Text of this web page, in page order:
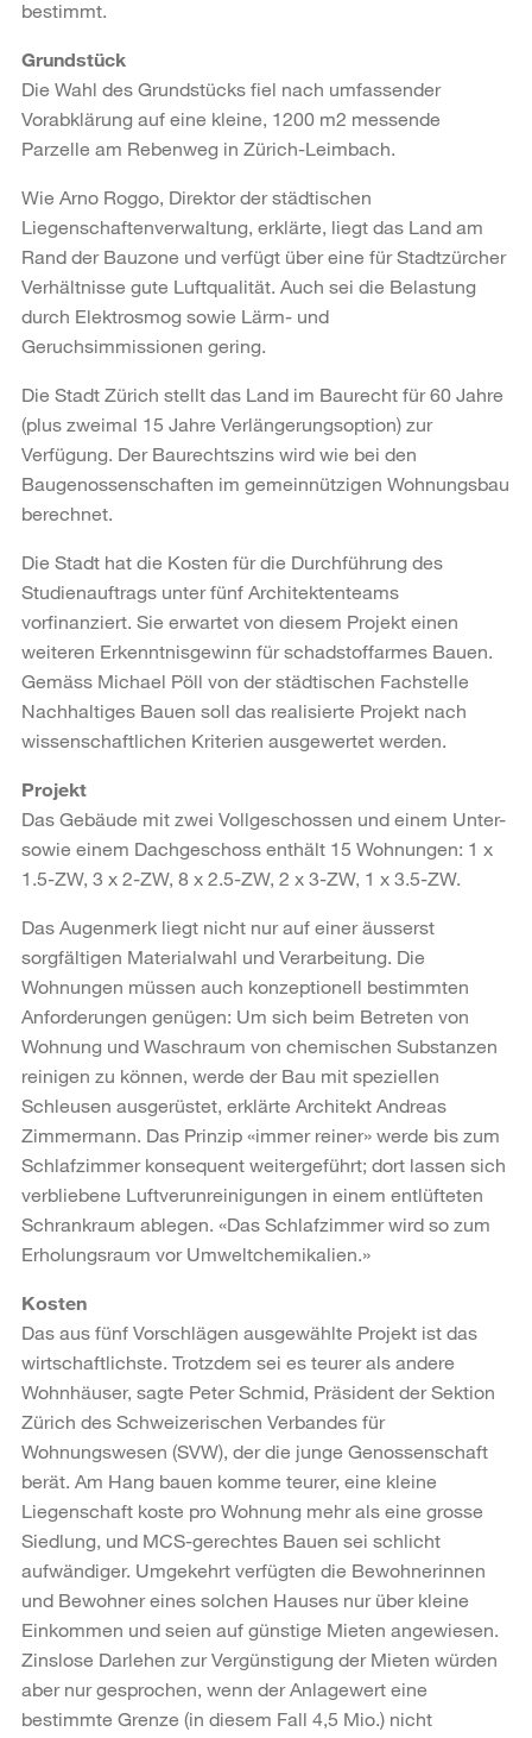
bestimmt.
Grundstück
Die Wahl des Grundstücks fiel nach umfassender
Vorabklärung auf eine kleine, 1200 m2 messende
Parzelle am Rebenweg in Zürich-Leimbach.
Wie Arno Roggo, Direktor der städtischen
Liegenschaftenverwaltung, erklärte, liegt das Land am
Rand der Bauzone und verfügt über eine für Stadtzürcher
Verhältnisse gute Luftqualität. Auch sei die Belastung
durch Elektrosmog sowie Lärm- und
Geruchsimmissionen gering.
Die Stadt Zürich stellt das Land im Baurecht für 60 Jahre
(plus zweimal 15 Jahre Verlängerungsoption) zur
Verfügung. Der Baurechtszins wird wie bei den
Baugenossenschaften im gemeinnützigen Wohnungsbau
berechnet.
Die Stadt hat die Kosten für die Durchführung des
Studienauftrags unter fünf Architektenteams
vorfinanziert. Sie erwartet von diesem Projekt einen
weiteren Erkenntnisgewinn für schadstoffarmes Bauen.
Gemäss Michael Pöll von der städtischen Fachstelle
Nachhaltiges Bauen soll das realisierte Projekt nach
wissenschaftlichen Kriterien ausgewertet werden.
Projekt
Das Gebäude mit zwei Vollgeschossen und einem Unter-
sowie einem Dachgeschoss enthält 15 Wohnungen: 1 x
1.5-ZW, 3 x 2-ZW, 8 x 2.5-ZW, 2 x 3-ZW, 1 x 3.5-ZW.
Das Augenmerk liegt nicht nur auf einer äusserst
sorgfältigen Materialwahl und Verarbeitung. Die
Wohnungen müssen auch konzeptionell bestimmten
Anforderungen genügen: Um sich beim Betreten von
Wohnung und Waschraum von chemischen Substanzen
reinigen zu können, werde der Bau mit speziellen
Schleusen ausgerüstet, erklärte Architekt Andreas
Zimmermann. Das Prinzip «immer reiner» werde bis zum
Schlafzimmer konsequent weitergeführt; dort lassen sich
verbliebene Luftverunreinigungen in einem entlüfteten
Schrankraum ablegen. «Das Schlafzimmer wird so zum
Erholungsraum vor Umweltchemikalien.»
Kosten
Das aus fünf Vorschlägen ausgewählte Projekt ist das
wirtschaftlichste. Trotzdem sei es teurer als andere
Wohnhäuser, sagte Peter Schmid, Präsident der Sektion
Zürich des Schweizerischen Verbandes für
Wohnungswesen (SVW), der die junge Genossenschaft
berät. Am Hang bauen komme teurer, eine kleine
Liegenschaft koste pro Wohnung mehr als eine grosse
Siedlung, und MCS-gerechtes Bauen sei schlicht
aufwändiger. Umgekehrt verfügten die Bewohnerinnen
und Bewohner eines solchen Hauses nur über kleine
Einkommen und seien auf günstige Mieten angewiesen.
Zinslose Darlehen zur Vergünstigung der Mieten würden
aber nur gesprochen, wenn der Anlagewert eine
bestimmte Grenze (in diesem Fall 4,5 Mio.) nicht